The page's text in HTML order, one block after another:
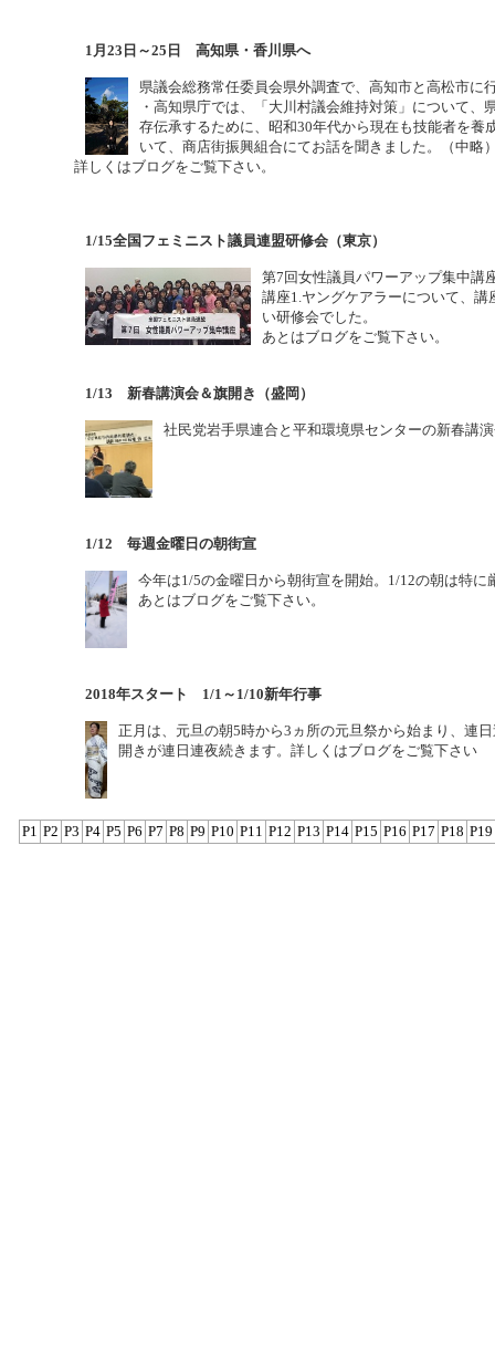
1月23日～25日 高知県・香川県へ
県議会総務常任委員会県外調査で、高知市と高松市に
・高知県庁では、「大川村議会維持対策」について
存伝承するために、昭和30年代から現在も技能者を
いて、商店街振興組合にてお話を聞きました。（中略
詳しくはブログをご覧下さい。
1/15全国フェミニスト議員連盟研修会（東京）
第7回女性議員パワーアップ集中講
講座1.ヤングケアラーについて、
い研修会でした。
あとはブログをご覧下さい。
1/13 新春講演会＆旗開き（盛岡）
社民党岩手県連合と平和環境県センターの新春講
1/12 毎週金曜日の朝街宣
今年は1/5の金曜日から朝街宣を開始。1/12の朝は特に
あとはブログをご覧下さい。
2018年スタート 1/1～1/10新年行事
正月は、元旦の朝5時から3ヵ所の元旦祭から始まり、連
開きが連日連夜続きます。詳しくはブログをご覧下さい
P1 P2 P3 P4 P5 P6 P7 P8 P9 P10 P11 P12 P13 P14 P15 P16 P17 P18 P19